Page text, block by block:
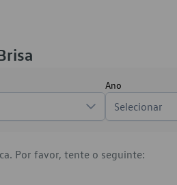
Ano
Selecionar
Por favor, tente o seguinte: